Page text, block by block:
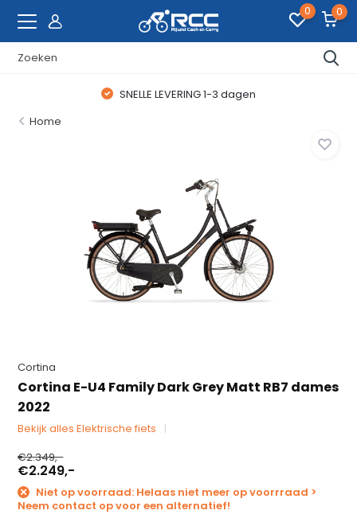
0 0
SNELLE LEVERING 1-3 dagen
Home
Cortina
Cortina E-U4 Family Dark Grey Matt RB7 dames
2022
Bekijk alles Elektrische fiets
€2.349,-
€2.249,-
Niet op voorraad: Helaas niet meer op voorrraad >
Neem contact op voor een alternatief!